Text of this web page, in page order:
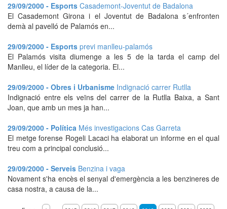
29/09/2000 - Esports Casademont-Joventut de Badalona
El Casademont Girona i el Joventut de Badalona s´enfronten
demà al pavelló de Palamós en...
29/09/2000 - Esports previ manlleu-palamós
El Palamós visita diumenge a les 5 de la tarda el camp del
Manlleu, el líder de la categoria. El...
29/09/2000 - Obres i Urbanisme Indignació carrer Rutlla
Indignació entre els veïns del carrer de la Rutlla Baixa, a Sant
Joan, que amb un mes ja han...
29/09/2000 - Política Més investigacions Cas Garreta
El metge forense Rogeli Lacaci ha elaborat un informe en el qual
treu com a principal conclusió...
29/09/2000 - Serveis Benzina i vaga
Novament s'ha encès el senyal d'emergència a les benzineres de
casa nostra, a causa de la...